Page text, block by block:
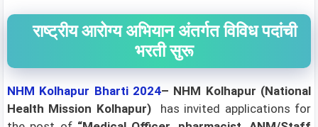
राष्ट्रीय आरोग्य अभियान अंतर्गत विविध पदांची
भरती सुरू
NHM Kolhapur Bharti 2024– NHM Kolhapur (National
Health Mission Kolhapur)has invited applications for